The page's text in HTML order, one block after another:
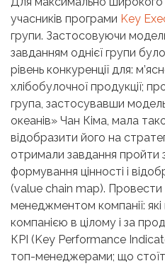
учасників програми Key
групи. Застосовуючи
завданням однієї групи було
рівень конкуренції для:
хлібобулочної продукції;
група, застосувавши
океанів» Чан Кіма, мала
відобразити його на
отримали завдання
формування цінності і
(value chain map). Провести
менеджментом компанії: які
компанією в цілому і за
КРІ (Key Performance
топ-менеджерами; що